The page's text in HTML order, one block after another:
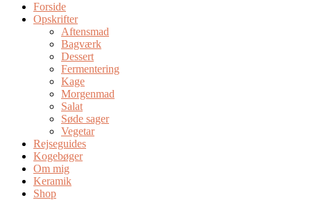
Forside
Opskrifter
Aftensmad
Bagværk
Dessert
Fermentering
Kage
Morgenmad
Salat
Søde sager
Vegetar
Rejseguides
Kogebøger
Om mig
Keramik
Shop